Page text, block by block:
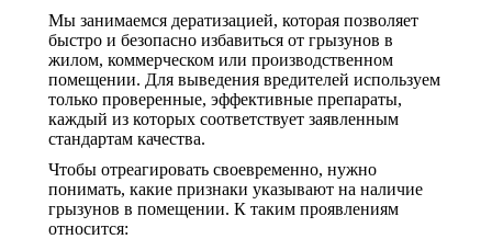
Мы занимаемся дератизацией, которая позволяет
быстро и безопасно избавиться от грызунов в
жилом, коммерческом или производственном
помещении. Для выведения вредителей используем
только проверенные, эффективные препараты,
каждый из которых соответствует заявленным
стандартам качества.
Чтобы отреагировать своевременно, нужно
понимать, какие признаки указывают на наличие
грызунов в помещении. К таким проявлениям
относится: